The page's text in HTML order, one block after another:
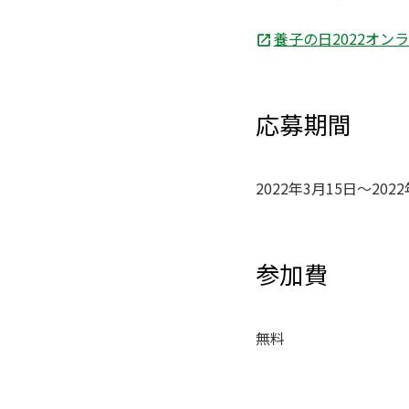
養子の日2022オン
応募期間
2022年3月15日～2022
参加費
無料